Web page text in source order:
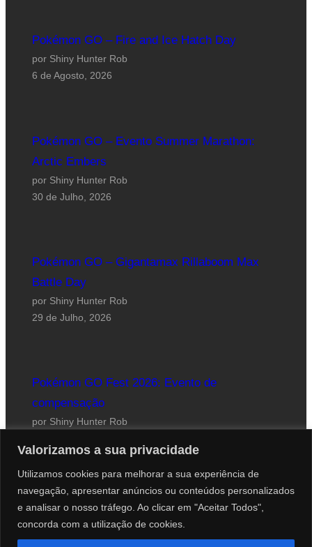
Valorizamos a sua privacidade
Utilizamos cookies para melhorar a sua experiência de
navegação, apresentar anúncios ou conteúdos personalizados
e analisar o nosso tráfego. Ao clicar em "Aceitar Todos",
concorda com a utilização de cookies.
Pokémon GO – Fire and Ice Hatch Day
por Shiny Hunter Rob
6 de Agosto, 2026
Pokémon GO – Evento Summer Marathon:
Arctic Embers
por Shiny Hunter Rob
30 de Julho, 2026
Pokémon GO – Gigantamax Rillaboom Max
Battle Day
por Shiny Hunter Rob
29 de Julho, 2026
Pokémon GO Fest 2026: Evento de
compensação
por Shiny Hunter Rob
Website desenhado por Roberto Coutinho